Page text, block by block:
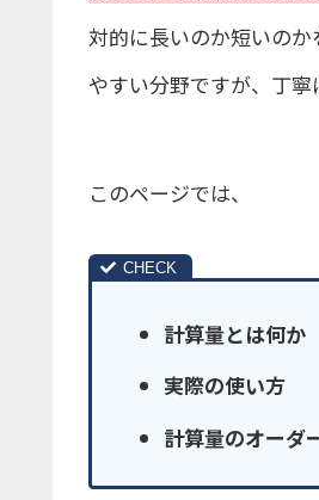
対的に長いのか短いの
やすい分野ですが、丁寧
このページでは、
計算量とは何か
実際の使い方
計算量のオーダ